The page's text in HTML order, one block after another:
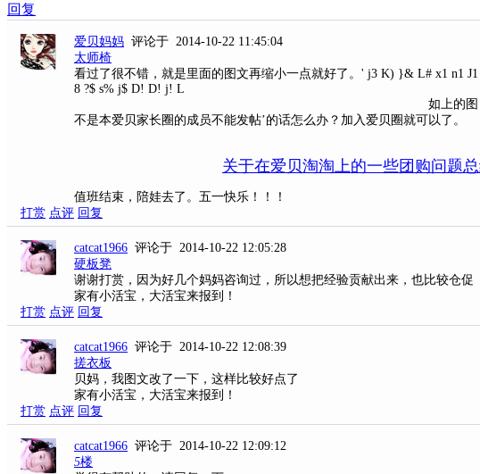
回复
爱贝妈妈 评论于 2014-10-22 11:45:04
太师椅
看过了很不错，就是里面的图文再缩小一点就好了。 ' j3 K) }& L# x1 n1
8 ?$ s% j$ D! D! j! L
如上的
不是本爱贝家长圈的成员不能发帖’的话怎么办？加入爱贝圈就可以了。
关于在爱贝淘淘上的一些团购问题
值班结束，陪娃去了。五一快乐！！！
打赏 点评 回复
catcat1966 评论于 2014-10-22 12:05:28
硬板凳
谢谢打赏，因为好几个妈妈咨询过，所以想把经验贡献出来，也比较仓促
家有小活宝，大活宝来报到！
打赏 点评 回复
catcat1966 评论于 2014-10-22 12:08:39
搓衣板
贝妈，我图文改了一下，这样比较好点了
家有小活宝，大活宝来报到！
打赏 点评 回复
catcat1966 评论于 2014-10-22 12:09:12
5楼